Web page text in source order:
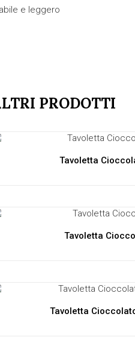
e leggero
PRODOTTI
Tavoletta
Tavoletta
Tavoletta